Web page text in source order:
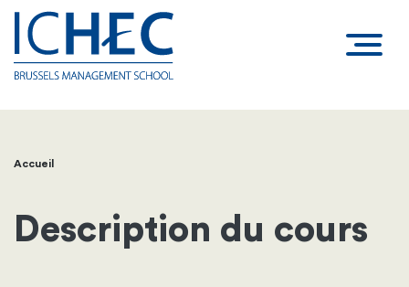
Fil
d'Ariane
Accueil
Description du cours